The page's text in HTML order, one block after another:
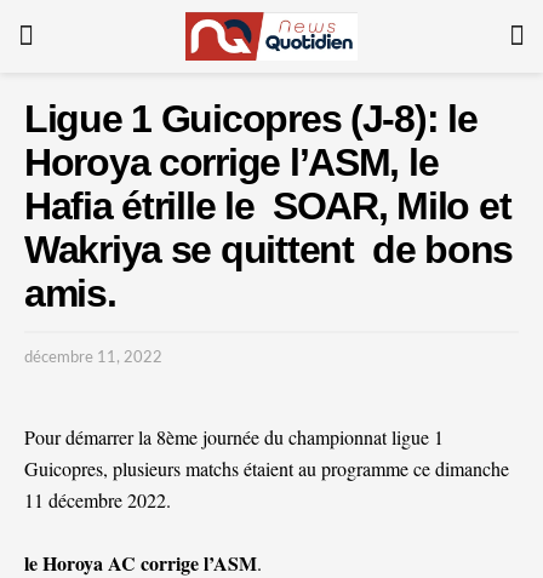
Ligue 1 Guicopres (J-8): le
Horoya corrige l’ASM, le
Hafia étrille le SOAR, Milo et
Wakriya se quittent de bons
amis.
décembre 11, 2022
Pour démarrer la 8ème journée du championnat ligue 1
Guicopres, plusieurs matchs étaient au programme ce dimanche
11 décembre 2022.
le Horoya AC corrige l’ASM.